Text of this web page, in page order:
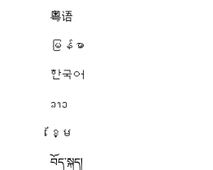
粤语
မြန်မာ
한국어
ລາວ
ខ្មែ
བོད་སྐད།